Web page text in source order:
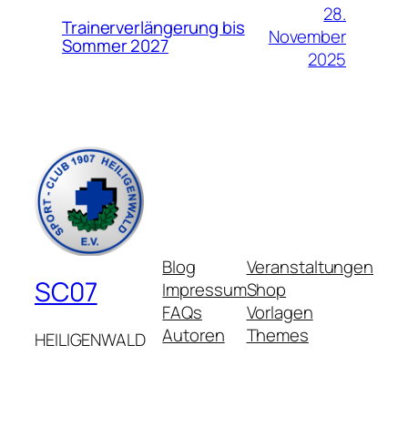
Trainerverlängerung bis
Sommer 2027
28.
November
2025
SC07
HEILIGENWALD
Blog
Impressum
FAQs
Autoren
Veranstaltungen
Shop
Vorlagen
Themes